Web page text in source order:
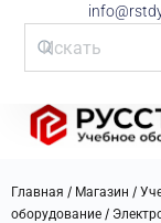
Главная / Магазин /
оборудование /